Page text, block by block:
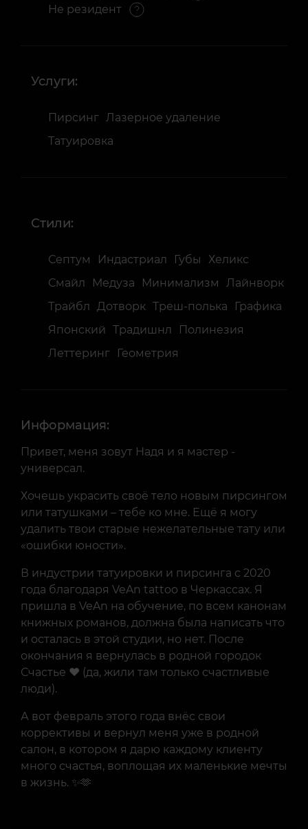
Не резидент
Услуги:
Пирсинг Лазерное удаление
Татуировка
Стили:
Септум Индастриал Губы
Хеликс
Смайл
Медуза Минимализм
Лайнворк
Трайбл Дотворк Треш-полька
Графика
Японский Традишнл
Полинезия
Леттеринг
Геометрия
Информация:
Привет, меня зовут Надя и я мастер -
универсал.
Хочешь украсить своё тело новым пирсингом
или татушками – тебе ко мне. Ещё я могу
удалить твои старые нежелательные тату или
«ошибки юности».
В индустрии татуировки и пирсинга с 2020
года благодаря VeAn tattoo в Черкассах. Я
пришла в VeAn на обучение, по всем канонам
книжных романов, должна была написать что
и осталась в этой студии, но нет. После
окончания я вернулась в родной городок
Счастье ❤️ (да, жили там только счастливые
люди).
А вот февраль этого года внёс свои
коррективы и вернул меня уже в родной
салон, в котором я дарю каждому клиенту
много счастья, воплощая их маленькие мечты
в жизнь. ✨🫶